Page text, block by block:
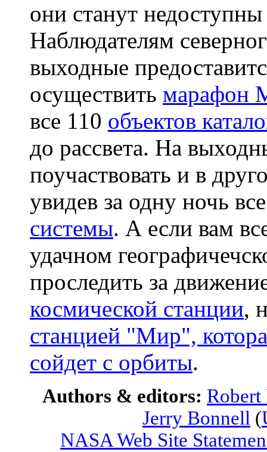
они станут
Наблюдателям
выходные
осуществить марафон
все 110 объектов
до рассвета. На
поучаствовать и в
увидев за одну ночь
системы. А если вам
удачном
проследить за
космической станции,
станцией "Мир",
сойдет с орбиты.
Authors & editors:
Jerry Bonnell (
NASA Web Site